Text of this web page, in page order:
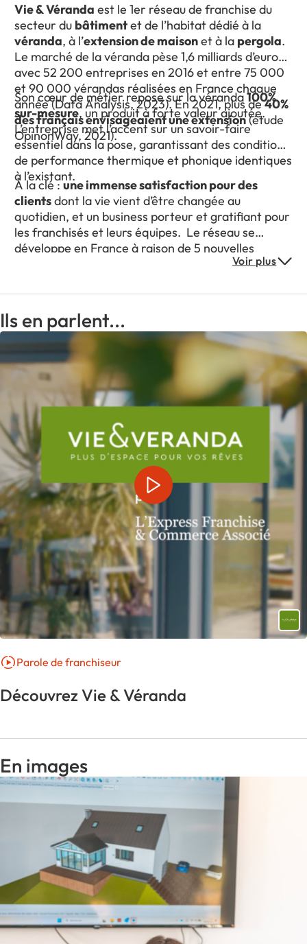
Vie & Véranda est le 1er réseau de franchise du
secteur du bâtimentet de l’habitat dédié à la
véranda, à l’extension de maisonet à la pergola.
Le marché de la véranda pèse 1,6 milliards d’euros,
avec 52 200 entreprises en 2016 et entre 75 000
et 90 000 vérandas réalisées en France chaque
année (Data Analysis, 2023). En 2021, plus de40%
des français envisageaient une extension(étude
OpinonWay, 2021).
Son cœur de métier repose sur la véranda100%
sur-mesure, un produit à forte valeur ajoutée.
L’entreprise met l’accent sur un savoir-faire
essentiel dans la pose, garantissant des conditions
de performance thermique et phonique identiques
à l’existant.
À la clé :une immense satisfaction pour des
clientsdont la vie vient d’être changée au
quotidien, et un business porteur et gratifiant pour
les franchisés et leurs équipes. Le réseau se
développe en France à raison de 5 nouvelles
franchises par an avec un objectif d’atteindre les
Voir plus
Ils en parlent...
Découvrez Vie & Véranda
Parole de franchiseur
En images